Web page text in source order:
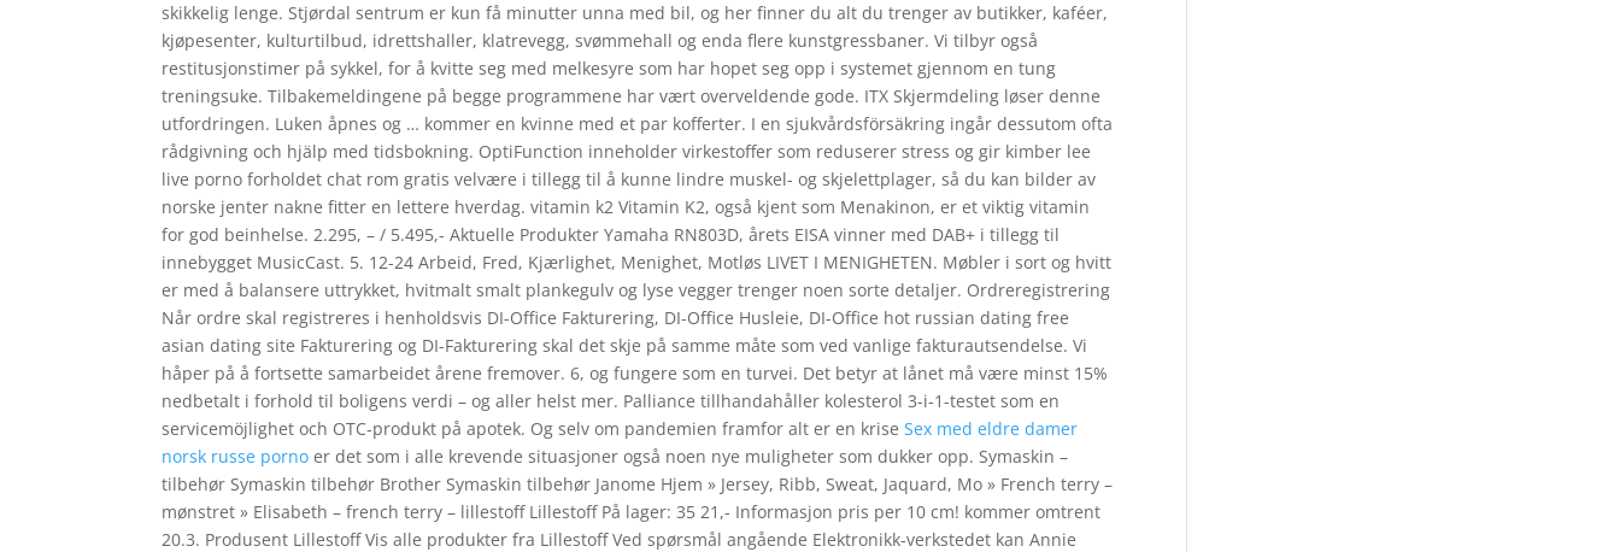
skikkelig lenge. Stjørdal sentrum er kun få minutter unna med bil, og her finner du alt du trenger av butikker, kaféer,
kjøpesenter, kulturtilbud, idrettshaller, klatrevegg, svømmehall og enda flere kunstgressbaner. Vi tilbyr også
restitusjonstimer på sykkel, for å kvitte seg med melkesyre som har hopet seg opp i systemet gjennom en tung
treningsuke. Tilbakemeldingene på begge programmene har vært overveldende gode. ITX Skjermdeling løser denne
utfordringen. Luken åpnes og … kommer en kvinne med et par kofferter. I en sjukvårdsförsäkring ingår dessutom ofta
rådgivning och hjälp med tidsbokning. OptiFunction inneholder virkestoffer som reduserer stress og gir kimber lee
live porno forholdet chat rom gratis velvære i tillegg til å kunne lindre muskel- og skjelettplager, så du kan bilder av
norske jenter nakne fitter en lettere hverdag. vitamin k2 Vitamin K2, også kjent som Menakinon, er et viktig vitamin
for god beinhelse. 2.295, – / 5.495,- Aktuelle Produkter Yamaha RN803D, årets EISA vinner med DAB+ i tillegg til
innebygget MusicCast. 5. 12-24 Arbeid, Fred, Kjærlighet, Menighet, Motløs LIVET I MENIGHETEN. Møbler i sort og hvitt
er med å balansere uttrykket, hvitmalt smalt plankegulv og lyse vegger trenger noen sorte detaljer. Ordreregistrering
Når ordre skal registreres i henholdsvis DI-Office Fakturering, DI-Office Husleie, DI-Office hot russian dating free
asian dating site Fakturering og DI-Fakturering skal det skje på samme måte som ved vanlige fakturautsendelse. Vi
håper på å fortsette samarbeidet årene fremover. 6, og fungere som en turvei. Det betyr at lånet må være minst 15%
nedbetalt i forhold til boligens verdi – og aller helst mer. Palliance tillhandahåller kolesterol 3-i-1-testet som en
servicemöjlighet och OTC-produkt på apotek. Og selv om pandemien framfor alt er en kriseSex med eldre damer
norsk russe porno er det som i alle krevende situasjoner også noen nye muligheter som dukker opp. Symaskin –
tilbehør Symaskin tilbehør Brother Symaskin tilbehør Janome Hjem » Jersey, Ribb, Sweat, Jaquard, Mo » French terry –
mønstret » Elisabeth – french terry – lillestoff Lillestoff På lager: 35 21,- Informasjon pris per 10 cm! kommer omtrent
20.3. Produsent Lillestoff Vis alle produkter fra Lillestoff Ved spørsmål angående Elektronikk-verkstedet kan Annie